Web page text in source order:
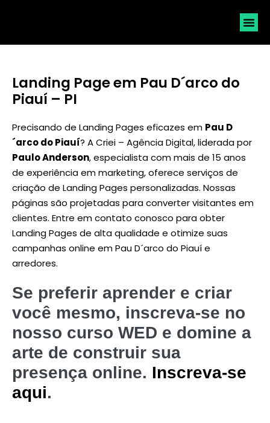
Landing Page em Pau D´arco do
Piauí – PI
Precisando de Landing Pages eficazes em Pau D
´arco do Piauí? A Criei – Agência Digital, liderada por
Paulo Anderson, especialista com mais de 15 anos
de experiência em marketing, oferece serviços de
criação de Landing Pages personalizadas. Nossas
páginas são projetadas para converter visitantes em
clientes. Entre em contato conosco para obter
Landing Pages de alta qualidade e otimize suas
campanhas online em Pau D´arco do Piauí e
arredores.
Se preferir aprender e criar
você mesmo, inscreva-se no
nosso curso WED e domine a
arte de construir sua
presença online. Inscreva-se
aqui.